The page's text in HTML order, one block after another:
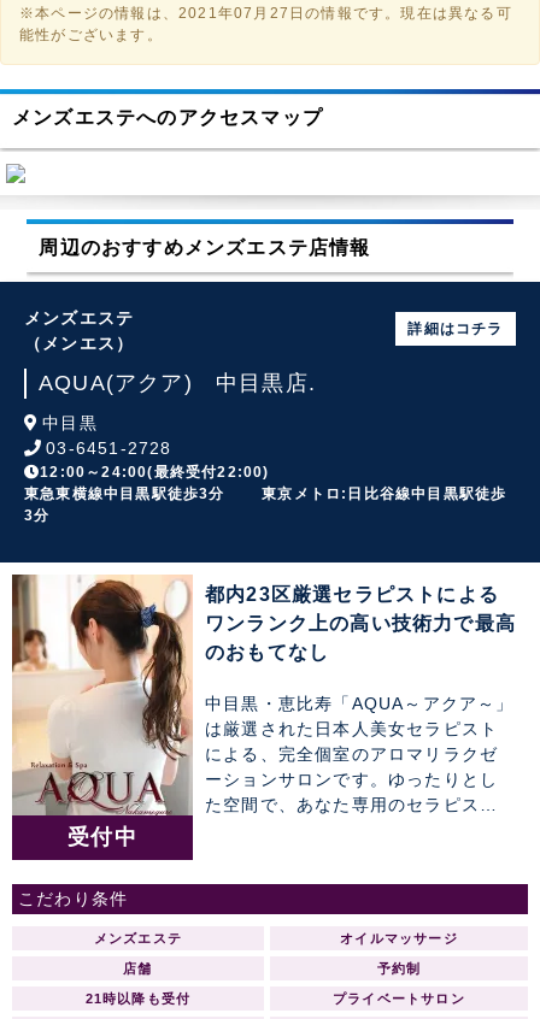
※本ページの情報は、2021年07月27日の情報です。現在は異なる可
能性がございます。
メンズエステへのアクセスマップ
周辺のおすすめメンズエステ店情報
メンズエステ
（メンエス）
AQUA(アクア) 中目黒店.
中目黒
03-6451-2728
詳細はコチラ
12:00～24:00(最終受付22:00)
東急東横線中目黒駅徒歩3分 東京メトロ:日比谷線中目黒駅徒歩
3分
受付中
都内23区厳選セラピストによる
ワンランク上の高い技術力で最高
のおもてなし
中目黒・恵比寿「AQUA～アクア～」
は厳選された日本人美女セラピスト
による、完全個室のアロマリラクゼ
ーションサロンです。ゆったりとし
た空間で、あなた専用のセラピスト
プン】AQUAアクア 総支配人ご挨拶
て、かねてより新店の準備を鋭意進
めておりました。 AQUAアクアをグ
こだわり条件
メンズエステ オイルマッサージ
店舗 予約制
21時以降も受付 プライベートサロン